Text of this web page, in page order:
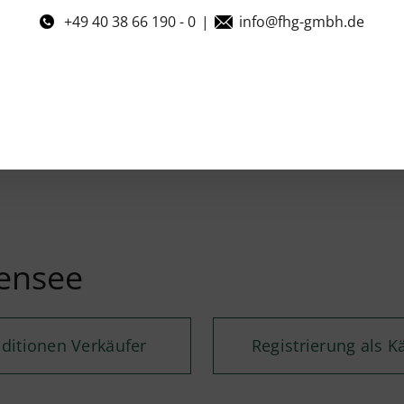
+49 40 38 66 190 - 0 | info@fhg-gmbh.de
Verkäufer Registrierung als